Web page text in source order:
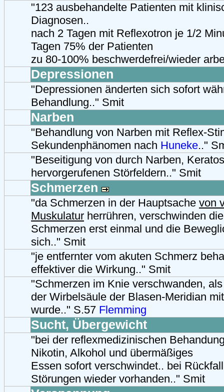
"123 ausbehandelte Patienten mit
Diagnosen..
nach 2 Tagen mit Reflexotron je 1/2
Tagen 75% der Patienten
zu 80-100% beschwerdefrei/wieder
Depressionen
"Depressionen änderten sich sofort
Behandlung.." Smit
Narben
"Behandlung von Narben mit Reflex-
Sekundenphänomen nach Huneke.."
"Beseitigung von durch Narben,
hervorgerufenen Störfeldern.." Smit
Schmerzen
"da Schmerzen in der Hauptsache von
Muskulatur herrühren, verschwinden
Schmerzen erst einmal und die
sich.." Smit
"je entfernter vom akuten Schmerz
effektiver die Wirkung.." Smit
"Schmerzen im Knie verschwanden,
der Wirbelsäule der Blasen-Meridian
wurde.." S.57 Flemming
Sucht, Übergewicht
"bei der reflexmedizinischen
Nikotin, Alkohol und übermäßiges
Essen sofort verschwindet.. bei
Störungen wieder vorhanden.." Smit